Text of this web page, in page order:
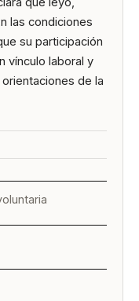
las condiciones
su participación
vínculo laboral y
de la